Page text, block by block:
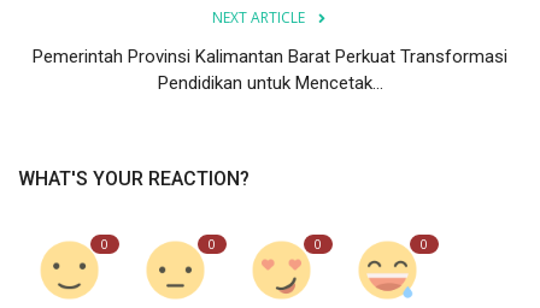
NEXT ARTICLE
Pemerintah Provinsi Kalimantan Barat Perkuat Transformasi
Pendidikan untuk Mencetak...
WHAT'S YOUR REACTION?
0 0 0 0